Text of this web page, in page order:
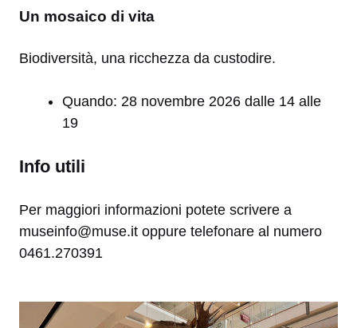
Un mosaico di vita
Biodiversità, una ricchezza da custodire.
Quando: 28 novembre 2026 dalle 14 alle
19
Info utili
Per maggiori informazioni potete scrivere a
museinfo@muse.it oppure telefonare al numero
0461.270391